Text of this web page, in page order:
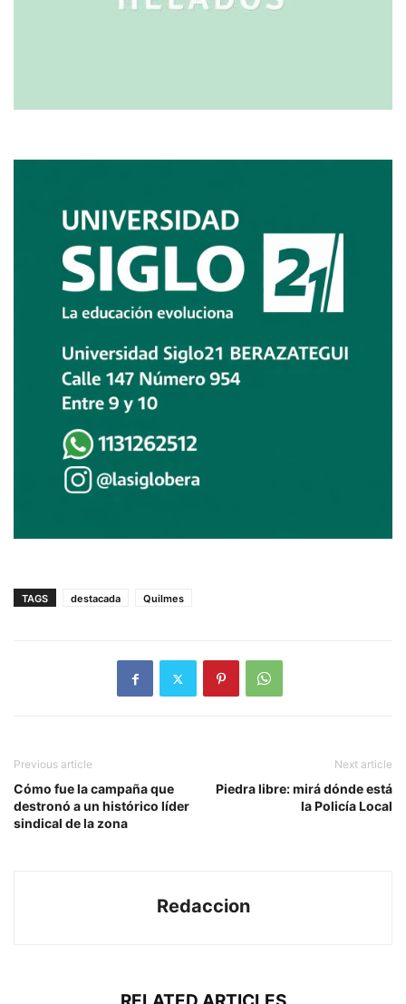
TAGS destacada Quilmes
Previous article
Cómo fue la campaña que
destronó a un histórico líder
sindical de la zona
Next article
Piedra libre: mirá dónde está
la Policía Local
Redaccion